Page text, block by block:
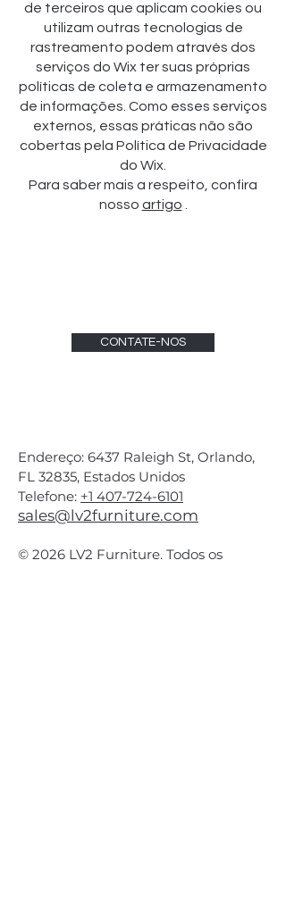
de terceiros que aplicam cookies ou
utilizam outras tecnologias de
rastreamento podem através dos
serviços do Wix ter suas próprias
políticas de coleta e armazenamento
de informações. Como esses serviços
externos, essas práticas não são
cobertas pela Política de Privacidade
do Wix.
Para saber mais a respeito, confira
nosso artigo
CONTATE-NOS
Endereço: 6437 Raleigh St, Orlando,
FL 32835, Estados Unidos
Telefone: +1 407-724-6101
sales@lv2furniture.com
© 2026 LV2 Furniture. Todos os